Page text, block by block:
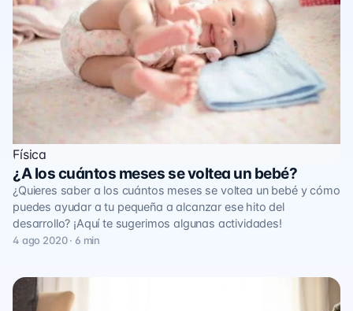
Física
¿A los cuántos meses se voltea un bebé?
¿Quieres saber a los cuántos meses se voltea un bebé y cómo
puedes ayudar a tu pequeña a alcanzar ese hito del
desarrollo? ¡Aquí te sugerimos algunas actividades!
4 ago 2020 · 6 min